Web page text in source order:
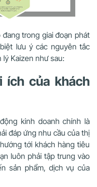
trong giai đoạn phát
lưu ý các nguyên tắc
Kaizen như sau:
ích của khách
kinh doanh chính là
đáp ứng nhu cầu của thị
tới khách hàng tiêu
luôn phải tập trung vào
sản phẩm, dịch vụ của